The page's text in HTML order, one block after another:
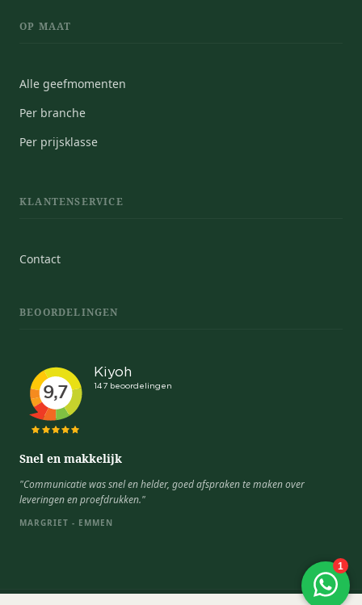
OP MAAT
Alle geefmomenten
Per branche
Per prijsklasse
KLANTENSERVICE
Contact
BEOORDELINGEN
Snel en makkelijk
"Communicatie was snel en helder, goed afspraken te maken over
leveringen en proefdrukken."
MARGRIET - EMMEN